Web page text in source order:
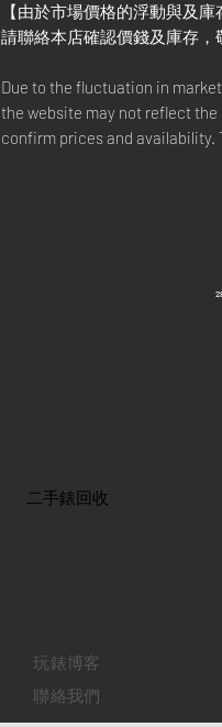
【由於市場價格的浮動與及
請聯絡本店確認價錢及庫存，
Due to the fluctuation in
the website may not reflect
confirm prices and availability.
​二手錶回收
玩錶博客
聯絡我們